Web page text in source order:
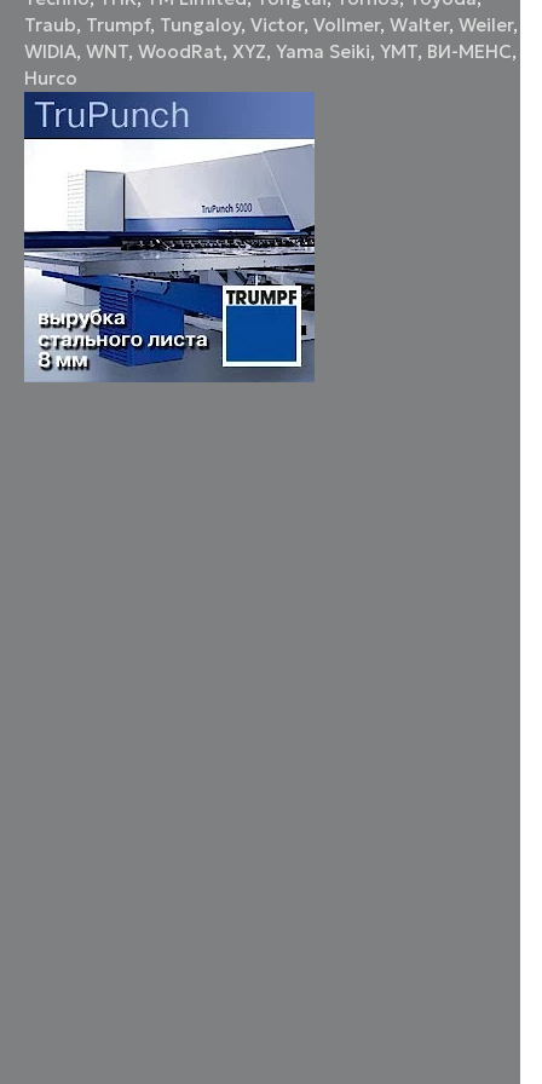
Traub, Trumpf, Tungaloy,Victor,Vollmer,Walter,Weiler,
WIDIA,WNT,WoodRat,XYZ,Yama Seiki,YMT, ВИ-МЕНС,
Нurco